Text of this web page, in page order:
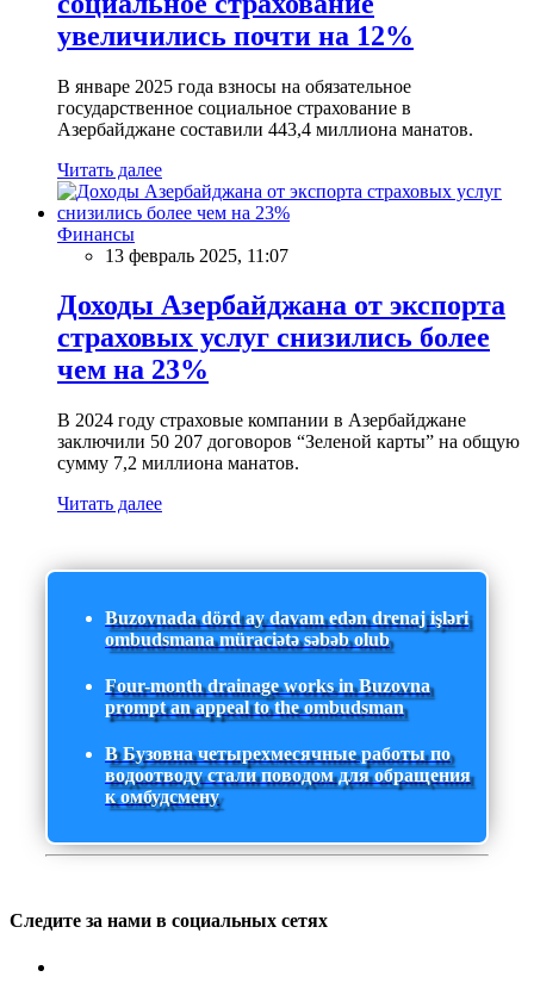
увеличились почти на 12%
В январе 2025 года взносы на обязательное
государственное социальное страхование в
Азербайджане составили 443,4 миллиона манатов.
Читать далее
Финансы
13 февраль 2025, 11:07
Доходы Азербайджана от экспорта
страховых услуг снизились более
чем на 23%
В 2024 году страховые компании в Азербайджане
заключили 50 207 договоров “Зеленой карты” на общую
сумму 7,2 миллиона манатов.
Читать далее
Buzovnada dörd ay davam edən drenaj işləri
ombudsmana müraciətə səbəb olub
Four-month drainage works in Buzovna
prompt an appeal to the ombudsman
В Бузовна четырехмесячные работы по
водоотводу стали поводом для обращения
к омбудсмену
Следите за нами в социальных сетях